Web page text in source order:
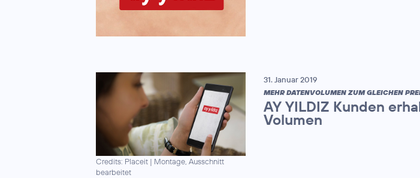
Credits: Placeit | Montage, Ausschnitt
bearbeitet
31. Januar 2019
MEHR DATENVOLUMEN ZUM GLEICHEN
AY YILDIZ Kunden
Volumen